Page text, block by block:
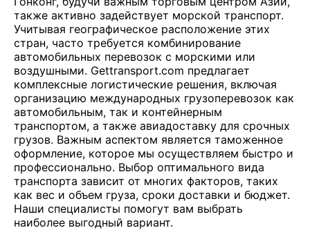
также активно задействует морской транспорт.
Учитывая географическое расположение этих
стран, часто требуется комбинирование
автомобильных перевозок с морскими или
воздушными. Gettransport.com предлагает
комплексные логистические решения, включая
организацию международных грузоперевозок как
автомобильным, так и контейнерным
транспортом, а также авиадоставку для срочных
грузов. Важным аспектом является таможенное
оформление, которое мы осуществляем быстро и
профессионально. Выбор оптимального вида
транспорта зависит от многих факторов, таких
как вес и объем груза, сроки доставки и бюджет.
Наши специалисты помогут вам выбрать
наиболее выгодный вариант.